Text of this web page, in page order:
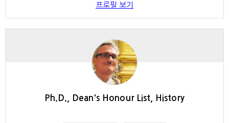
프로필 보기
Ph.D., Dean's Honour List, History